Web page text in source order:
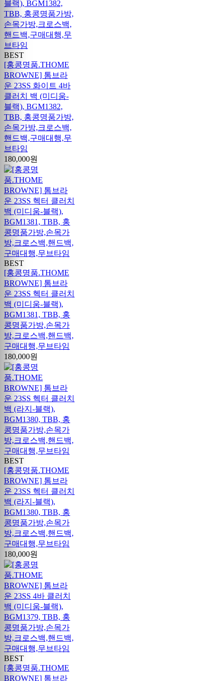
BEST
[홍콩명품.THOME
BROWNE] 톰브라
운 23SS 화이트 4바
클러치 백 (미디움-
블랙), BGM1382,
TBB, 홍콩명품가방,
손목가방,크로스백,
핸드백,구매대행,무
브타임
180,000원
BEST
[홍콩명품.THOME
BROWNE] 톰브라
운 23SS 헥터 클러치
백 (미디움-블랙),
BGM1381, TBB, 홍
콩명품가방,손목가
방,크로스백,핸드백,
구매대행,무브타임
180,000원
BEST
[홍콩명품.THOME
BROWNE] 톰브라
운 23SS 헥터 클러치
백 (라지-블랙),
BGM1380, TBB, 홍
콩명품가방,손목가
방,크로스백,핸드백,
구매대행,무브타임
180,000원
BEST
[홍콩명품.THOME
BROWNE] 톰브라